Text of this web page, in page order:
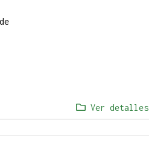
Ver detalles